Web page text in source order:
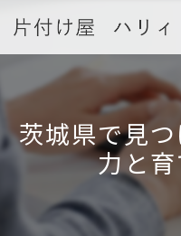
茨城県で見
力と